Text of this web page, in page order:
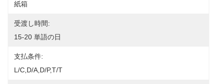
紙箱
受渡し時間:
15-20 単語の日
支払条件:
L/C,D/A,D/P,T/T